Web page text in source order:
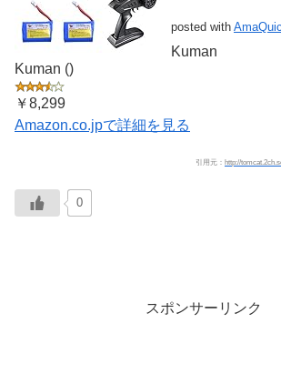
posted with
Kuman
Kuman ()
￥8,299
Amazon.co.jpで詳細を見る
引用元： http://
0
スポンサーリンク